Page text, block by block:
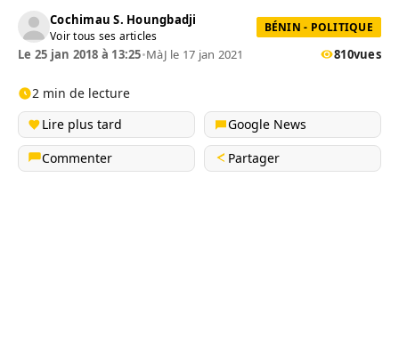
Cochimau S. Houngbadji
Voir tous ses articles
BÉNIN - POLITIQUE
Le 25 jan 2018 à 13:25•MàJ le 17 jan 2021 810vues
2 min de lecture
Lire plus tard
Google News
Commenter
Partager